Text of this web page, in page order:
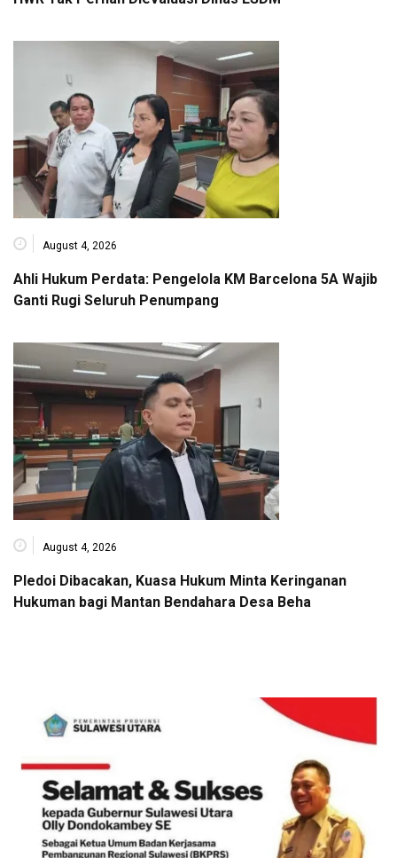
August 4, 2026
Ahli Hukum Perdata: Pengelola KM Barcelona 5A Wajib
Ganti Rugi Seluruh Penumpang
August 4, 2026
Pledoi Dibacakan, Kuasa Hukum Minta Keringanan
Hukuman bagi Mantan Bendahara Desa Beha